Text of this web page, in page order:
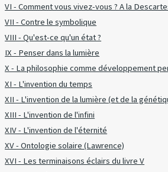
VI - Comment vous vivez-vous ? A la
VII - Contre le symbolique
VIII - Qu'est-ce qu'un état ?
IX - Penser dans la lumière
X - La philosophie comme développement
XI - L'invention du temps
XII - L'invention de la lumière (et de la
XIII - L'invention de l'infini
XIV - L'invention de l'éternité
XV - Ontologie solaire (Lawrence)
XVI - Les terminaisons éclairs du livre V